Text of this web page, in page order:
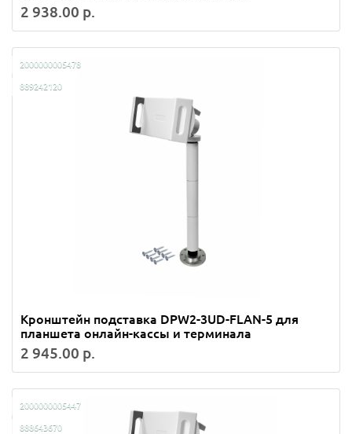
2 938.00 р.
2000000005478
889242120
Кронштейн подставка DPW2-3UD-FLAN-5 для
планшета онлайн-кассы и терминала
2 945.00 р.
2000000005447
888643670